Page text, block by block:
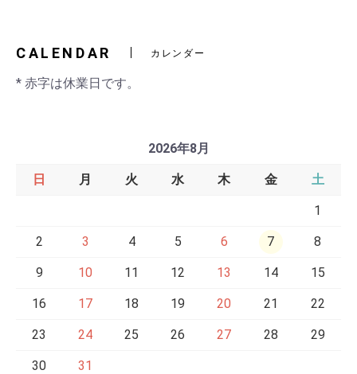
CALENDAR カレンダー
* 赤字は休業日です。
2026年8月
日 月 火 水 木 金 土
1
2 3 4 5 6 7 8
9 10 11 12 13 14 15
16 17 18 19 20 21 22
23 24 25 26 27 28 29
30 31